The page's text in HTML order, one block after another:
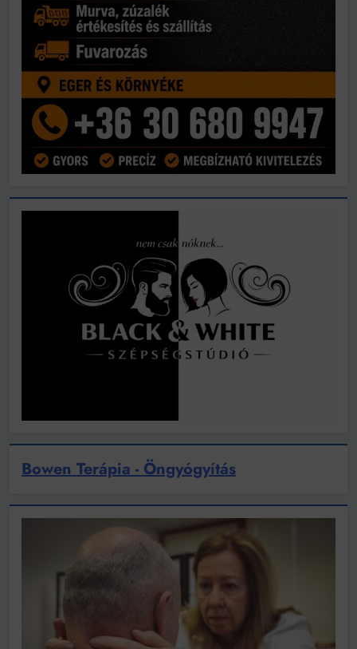
Bowen Terápia - Öngyógyítás